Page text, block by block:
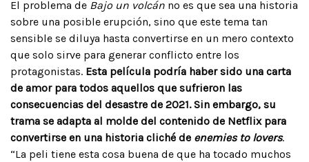
El problema de Bajo un volcán no es que sea una historia
sobre una posible erupción, sino que este tema tan
sensible se diluya hasta convertirse en un mero contexto
que solo sirve para generar conflicto entre los
protagonistas. Esta película podría haber sido una carta
de amor para todos aquellos que sufrieron las
consecuencias del desastre de 2021. Sin embargo, su
trama se adapta al molde del contenido de Netflix para
convertirse en una historia cliché de enemies to lovers.
“La peli tiene esta cosa buena de que ha tocado muchos